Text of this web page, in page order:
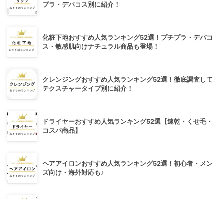
プラ・デパコス別に紹介！
化粧下地おすすめ人気ランキング52選！プチプラ・デパコ
ス・敏感肌向けナチュラル商品も登場！
クレンジングおすすめ人気ランキング52選！徹底調査して
テクスチャータイプ別に紹介！
ドライヤーおすすめ人気ランキング52選【速乾・くせ毛・
コスパ商品】
ヘアアイロンおすすめ人気ランキング52選！初心者・メン
ズ向け・海外対応も♪